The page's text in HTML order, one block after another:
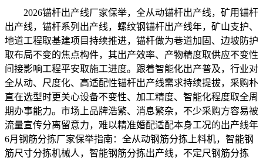
2026锚杆出产线厂家保举，全从动锚杆出产线，矿用锚杆
出产线，锚杆系列出产线，螺纹钢锚杆出产线年，矿山支护、
地道工程取基建项目持续推进，锚杆做为巷道加固、边坡防护
取布局不变的焦点构件，其出产效率、产物精度取供应不变性
间接影响工程平安取施工进度。跟着智能化出产普及，行业对
全从动、尺度化、高适配性锚杆出产线需求持续提拔，采购朴
直在选型时更关心设备不变性、加工精度、智能化程度取全周
期办事能力。市场上品牌浩繁、消息繁杂，不少采购方容易被
流量宣传分离留意力，难以精准婚配适配本身工况的出产线年
6月钢筋分拣厂家保举指南：全从动钢筋分拣上料机，智能钢
筋尺寸分拣机械人，智能钢筋分拣出产线，不定尺钢筋分拣